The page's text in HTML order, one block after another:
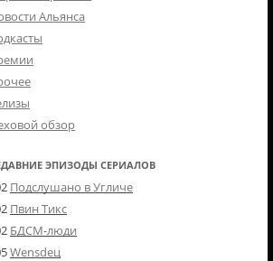
Альянса
обзор
ЭПИЗОДЫ СЕРИАЛОВ
Подслушано в Угличе
Пвин Тикс
БДСМ-люди
Wensdeц